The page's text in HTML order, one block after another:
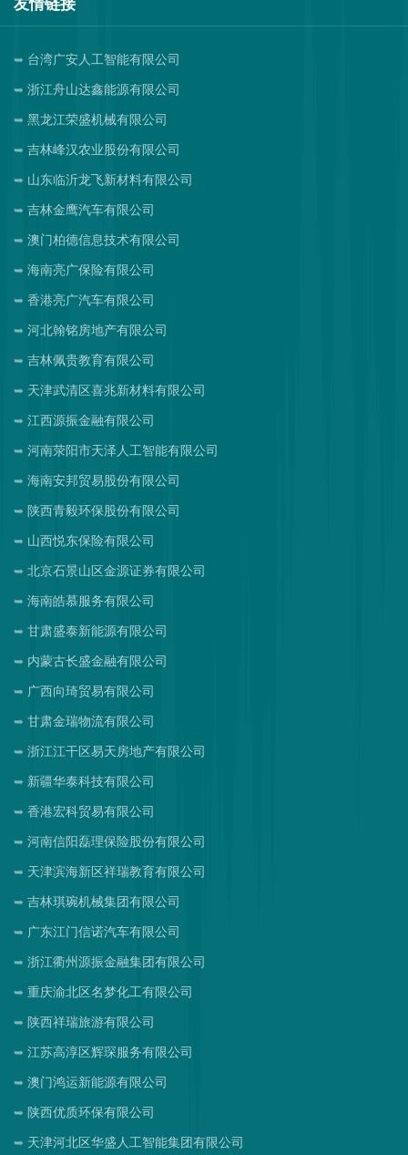
友情链接
台湾广安人工智能有限公司
浙江舟山达鑫能源有限公司
黑龙江荣盛机械有限公司
吉林峰汉农业股份有限公司
山东临沂龙飞新材料有限公司
吉林金鹰汽车有限公司
澳门柏德信息技术有限公司
海南亮广保险有限公司
香港亮广汽车有限公司
河北翰铭房地产有限公司
吉林佩贵教育有限公司
天津武清区喜兆新材料有限公司
江西源振金融有限公司
河南荥阳市天泽人工智能有限公司
海南安邦贸易股份有限公司
陕西青毅环保股份有限公司
山西悦东保险有限公司
北京石景山区金源证券有限公司
海南皓慕服务有限公司
甘肃盛泰新能源有限公司
内蒙古长盛金融有限公司
广西向琦贸易有限公司
甘肃金瑞物流有限公司
浙江江干区易天房地产有限公司
新疆华泰科技有限公司
香港宏科贸易有限公司
河南信阳磊理保险股份有限公司
天津滨海新区祥瑞教育有限公司
吉林琪琬机械集团有限公司
广东江门信诺汽车有限公司
浙江衢州源振金融集团有限公司
重庆渝北区名梦化工有限公司
陕西祥瑞旅游有限公司
江苏高淳区辉琛服务有限公司
澳门鸿运新能源有限公司
陕西优质环保有限公司
天津河北区华盛人工智能集团有限公司